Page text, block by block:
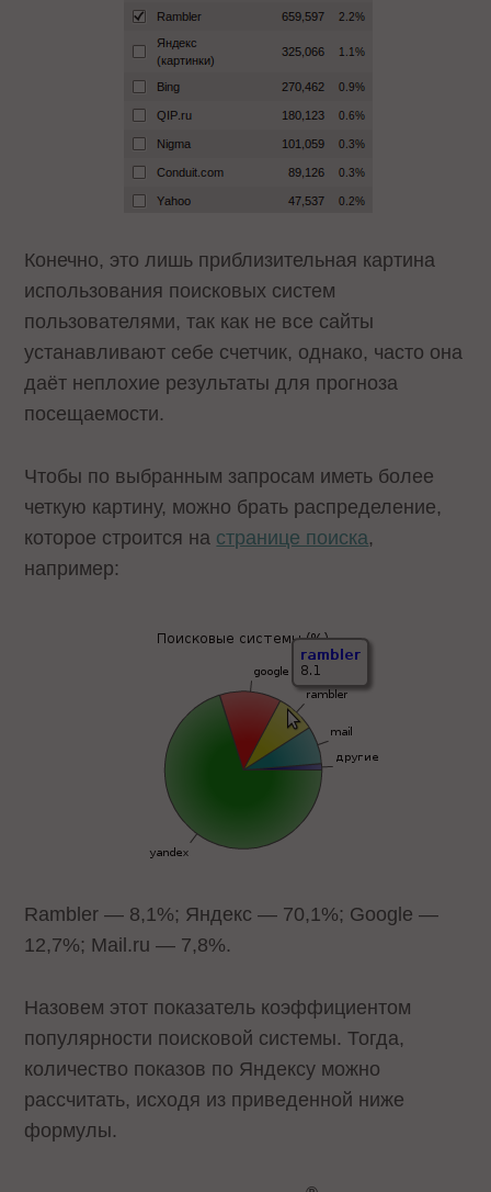
Конечно, это лишь приблизительная картина
использования поисковых систем
пользователями, так как не все сайты
устанавливают себе счетчик, однако, часто она
даёт неплохие результаты для прогноза
посещаемости.
Чтобы по выбранным запросам иметь более
четкую картину, можно брать распределение,
которое строится на странице поиска,
например:
Rambler — 8,1%; Яндекс — 70,1%; Google —
12,7%; Mail.ru — 7,8%.
Назовем этот показатель коэффициентом
популярности поисковой системы. Тогда,
количество показов по Яндексу можно
рассчитать, исходя из приведенной ниже
формулы.